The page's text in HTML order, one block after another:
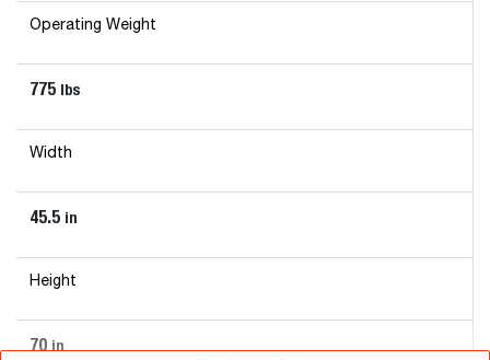
Operating Weight
775 lbs
Width
45.5 in
Height
70 in